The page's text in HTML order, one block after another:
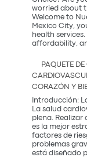
worried about
Welcome to
Mexico City,
health
affordability,
PAQUETE
CORAZÓN Y
Introducción:
La salud
plena. Realizar
es la mejor
factores de
problemas
está diseñado